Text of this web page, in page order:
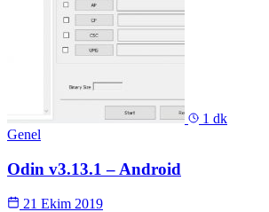
1 dk
Genel
Odin v3.13.1 – Android
21 Ekim 2019